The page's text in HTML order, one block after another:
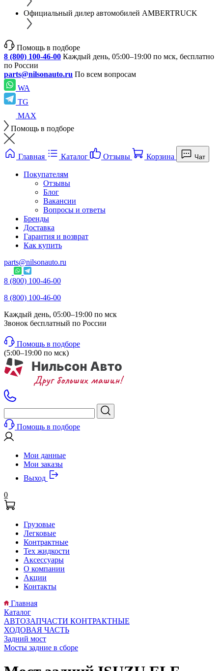
Официальный дилер автомобилей AMBERTRUCK
Помощь в подборе
8 (800) 100-46-00 Каждый день, 05:00–19:00 по мск, бесплатно
по России
parts@nilsonauto.ru По всем вопросам
WA
TG
MAX
Помощь в подборе
Главная Каталог Отзывы Корзина Чат
Покупателям
Отзывы
Блог
Вакансии
Вопросы и ответы
Бренды
Доставка
Гарантия и возврат
Как купить
parts@nilsonauto.ru
8 (800) 100-46-00
8 (800) 100-46-00
Каждый день, 05:00–19:00 по мск
Звонок бесплатный по России
Помощь в подборе
(5:00–19:00 по мск)
Помощь в подборе
Мои данные
Мои заказы
Выход
0
Грузовые
Легковые
Контрактные
Тех жидкости
Аксессуары
О компании
Акции
Контакты
Главная
Каталог
АВТОЗАПЧАСТИ КОНТРАКТНЫЕ
ХОДОВАЯ ЧАСТЬ
Задний мост
Мосты задние в сборе